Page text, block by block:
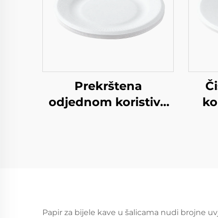
Prekrštena
odjednom koristiva
Catering Crafts
Papir za bijele kave u šalicama nudi brojne